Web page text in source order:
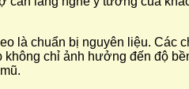
là chuẩn bị nguyên liệu.
chỉ ảnh hưởng đến độ